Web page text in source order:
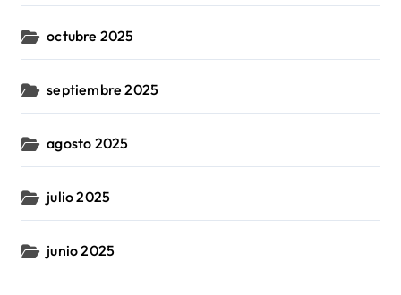
octubre 2025
septiembre 2025
agosto 2025
julio 2025
junio 2025